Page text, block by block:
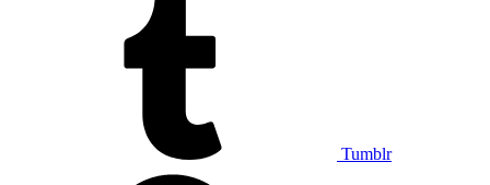
Tumblr